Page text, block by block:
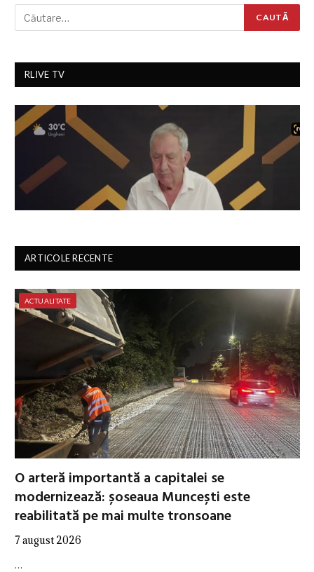
RLIVE TV
ARTICOLE RECENTE
ACTUALITATE
O arteră importantă a capitalei se
modernizează: șoseaua Muncești este
reabilitată pe mai multe tronsoane
7 august 2026
…